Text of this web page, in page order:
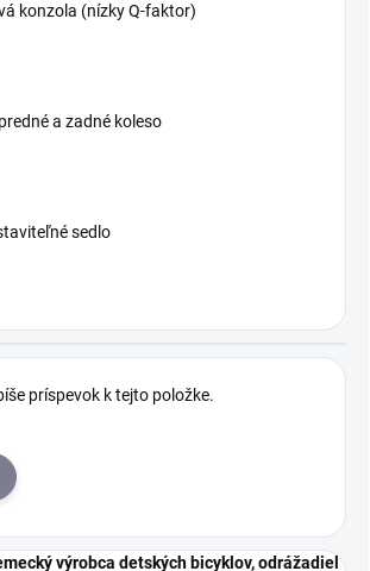
konzola (nízky Q-faktor)
a zadné koleso
sedlo
príspevok k tejto položke.
výrobca detských bicyklov, odrážadiel